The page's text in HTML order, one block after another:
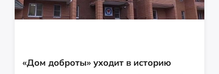
«Дом доброты» уходит в историю